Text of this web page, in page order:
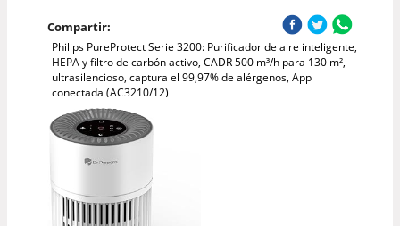
Compartir:
Philips PureProtect Serie 3200: Purificador de aire inteligente,
HEPA y filtro de carbón activo, CADR 500 m³/h para 130 m²,
ultrasilencioso, captura el 99,97% de alérgenos, App
conectada (AC3210/12)